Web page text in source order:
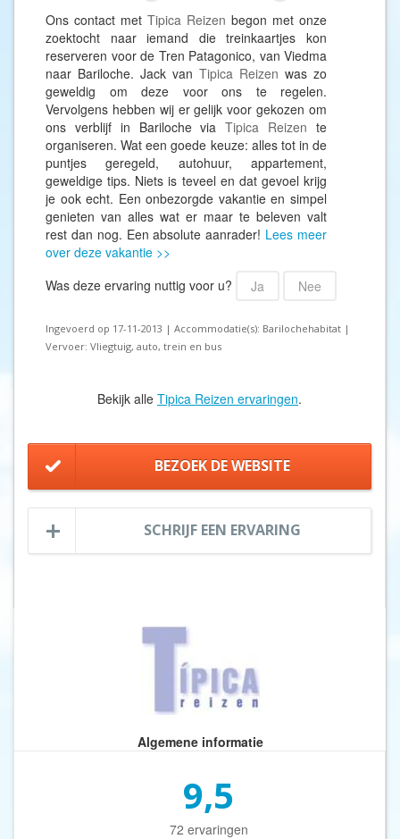
Ons contact met Tipica Reizen begon met onze
zoektocht naar iemand die treinkaartjes kon
reserveren voor de Tren Patagonico, van Viedma
naar Bariloche. Jack van Tipica Reizen was zo
geweldig om deze voor ons te regelen.
Vervolgens hebben wij er gelijk voor gekozen om
ons verblijf in Bariloche viaTipica Reizen te
organiseren. Wat een goede keuze: alles tot in de
puntjes geregeld, autohuur, appartement,
geweldige tips. Niets is teveel en dat gevoel krijg
je ook echt. Een onbezorgde vakantie en simpel
genieten van alles wat er maar te beleven valt
rest dan nog. Een absolute aanrader! Lees meer
over deze vakantie >>
Was deze ervaring nuttig voor u?
Ja Nee
Ingevoerd op 17-11-2013 | Accommodatie(s): Barilochehabitat |
Vervoer: Vliegtuig, auto, trein en bus
Bekijk alle Tipica Reizen ervaringen.
BEZOEK DE WEBSITE
SCHRIJF EEN ERVARING
Algemene informatie
9,5
72 ervaringen